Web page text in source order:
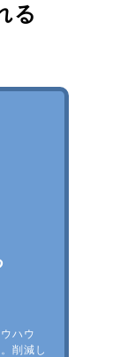
る
ハウ
削減し